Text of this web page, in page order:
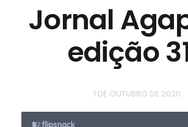
Jornal
edição
1 DE OUTUBRO DE 2020